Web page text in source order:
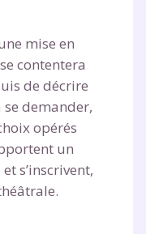
mise en
contentera
de décrire
se demander,
opérés
un
s’inscrivent,
du CP à
disponibles
audio ou